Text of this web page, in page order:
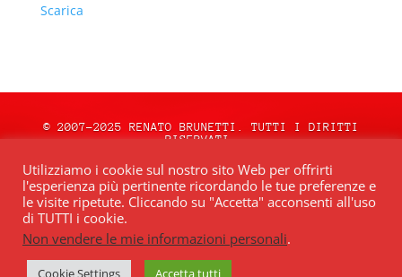
Scarica
© 2007-2025 RENATO BRUNETTI. TUTTI I DIRITTI
RISERVATI.
natale.oceweb.it è ospitato da:
OCEWeb
Network| POWERED BY BRWeb.it |
PRIVACY
POLICY
Quest’opera è distribuita con Licenza
commerciale – Non opere derivate 4.0
Utilizziamo i cookie sul nostro sito Web per offrirti
l'esperienza più pertinente ricordando le tue preferenze e
le visite ripetute. Cliccando su "Accetta" acconsenti all'uso
di TUTTI i cookie.
Non vendere le mie informazioni personali.
Cookie Settings Accetta tutti